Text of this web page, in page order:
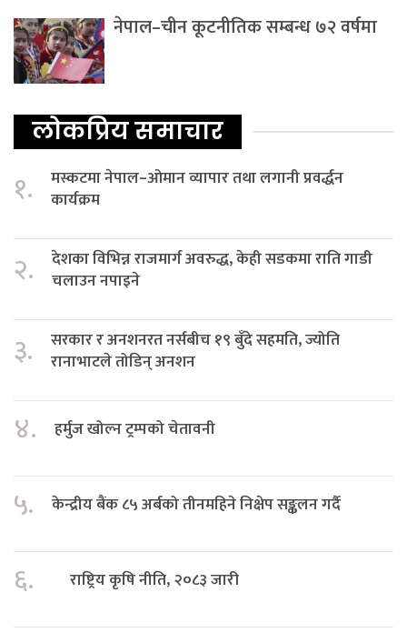
नेपाल–चीन कूटनीतिक सम्बन्ध ७२ वर्षमा
लोकप्रिय समाचार
१.
मस्कटमा नेपाल–ओमान व्यापार तथा लगानी प्रवर्द्धन
कार्यक्रम
२.
देशका विभिन्न राजमार्ग अवरुद्ध, केही सडकमा राति गाडी
चलाउन नपाइने
३.
सरकार र अनशनरत नर्सबीच १९ बुँदे सहमति, ज्योति
रानाभाटले तोडिन् अनशन
४. हर्मुज खोल्न ट्रम्पको चेतावनी
५. केन्द्रीय बैंक ८५ अर्बको तीनमहिने निक्षेप सङ्कलन गर्दै
६. राष्ट्रिय कृषि नीति, २०८३ जारी